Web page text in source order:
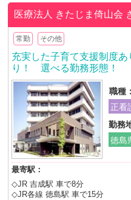
医療法人 きたじま倚山会
常勤 その他
充実した子育て支援制度
り！ 選べる勤務形態！
職種：
正看
勤務
徳島
最寄駅：
◇JR 吉成駅 車で8分
◇JR各線 徳島駅 車で15分